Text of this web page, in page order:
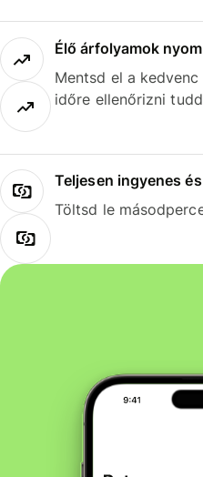
Élő árfolyamok
Mentsd el a
időre ellenőrizni
Teljesen ingyenes
Töltsd le